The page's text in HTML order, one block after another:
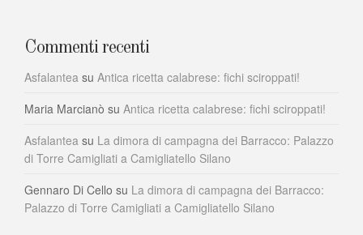
Commenti recenti
Asfalantea su Antica ricetta calabrese: fichi sciroppati!
Maria Marcianò su Antica ricetta calabrese: fichi sciroppati!
Asfalantea su La dimora di campagna dei Barracco: Palazzo
di Torre Camigliati a Camigliatello Silano
Gennaro Di Cello su La dimora di campagna dei Barracco:
Palazzo di Torre Camigliati a Camigliatello Silano